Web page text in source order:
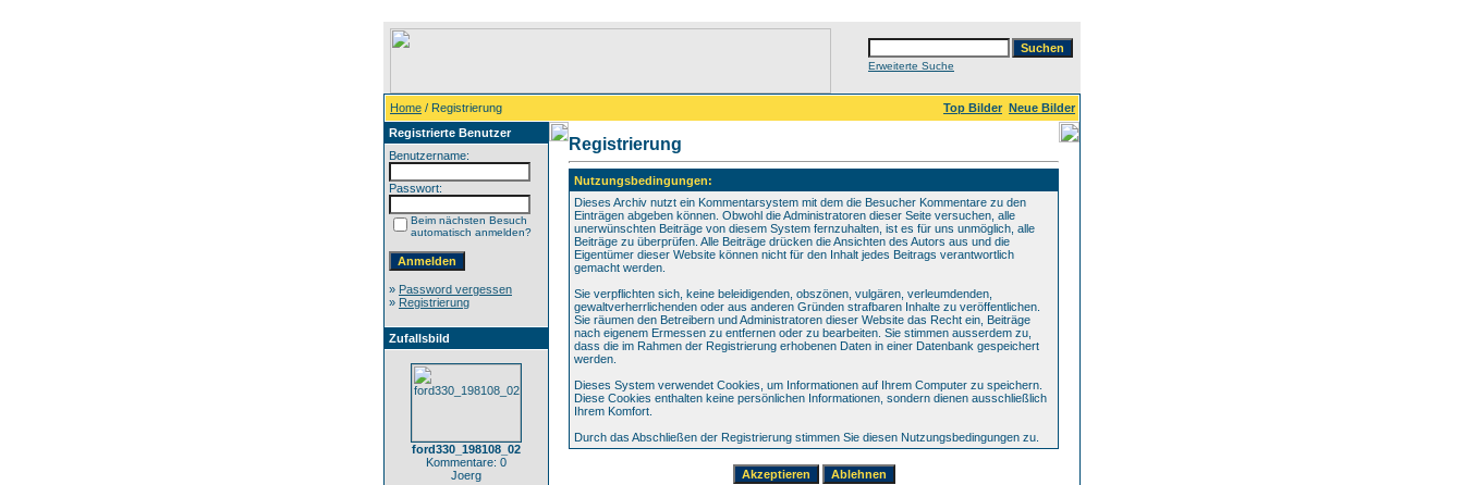
Erweiterte Suche
Home / Registrierung Top Bilder Neue Bilder
Registrierte Benutzer
Benutzername:
Passwort:
Beim nächsten Besuch
automatisch anmelden?
» Password vergessen
» Registrierung
Zufallsbild
ford330_198108_02
Kommentare: 0
Joerg
Registrierung
Nutzungsbedingungen:
Dieses Archiv nutzt ein Kommentarsystem mit dem die Besucher Kommentare zu den
Einträgen abgeben können. Obwohl die Administratoren dieser Seite versuchen, alle
unerwünschten Beiträge von diesem System fernzuhalten, ist es für uns unmöglich, alle
Beiträge zu überprüfen. Alle Beiträge drücken die Ansichten des Autors aus und die
Eigentümer dieser Website können nicht für den Inhalt jedes Beitrags verantwortlich
gemacht werden.
Sie verpflichten sich, keine beleidigenden, obszönen, vulgären, verleumdenden,
gewaltverherrlichenden oder aus anderen Gründen strafbaren Inhalte zu veröffentlichen.
Sie räumen den Betreibern und Administratoren dieser Website das Recht ein, Beiträge
nach eigenem Ermessen zu entfernen oder zu bearbeiten. Sie stimmen ausserdem zu,
dass die im Rahmen der Registrierung erhobenen Daten in einer Datenbank gespeichert
werden.
Dieses System verwendet Cookies, um Informationen auf Ihrem Computer zu speichern.
Diese Cookies enthalten keine persönlichen Informationen, sondern dienen ausschließlich
Ihrem Komfort.
Durch das Abschließen der Registrierung stimmen Sie diesen Nutzungsbedingungen zu.